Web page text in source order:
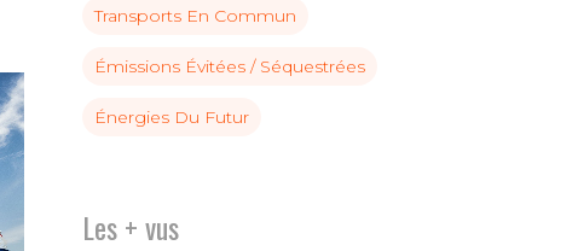
Transports En Commun
Émissions Évitées / Séquestrées
Énergies Du Futur
Les + vus